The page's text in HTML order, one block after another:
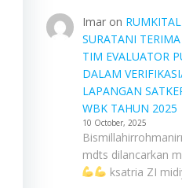
Imaron
SURATANI
TIM EVALUATOR
DALAM
LAPANGAN
WBK TAHUN 2025
10 October, 2025
mdts dilancarkan
ksatria ZI